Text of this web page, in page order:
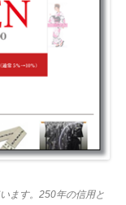
ます。250年の信用と